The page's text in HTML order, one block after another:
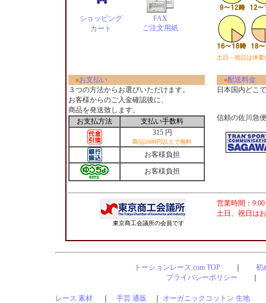
ショッピング
カート
FAX
ご注文用紙
土日・祝日は休
■お支払い
３つの方法からお選びいただけます。
お客様からのご入金確認後に、
商品を発送致します。
お支払方法
支払い手数料
315 円
商品5000円以上で無料
お客様負担
お客様負担
■配送料金
日本国内どこ
信頼の佐川急
東京商工会議所の会員です
営業時間：
土日、祝日は
トーションレース.com TOP
初
プライバシーポリシー
レース 素材 手芸 通販 オーガニックコットン 生地